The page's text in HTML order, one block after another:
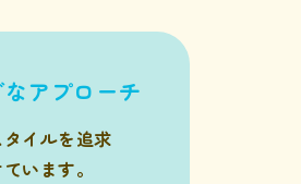
アプローチ
イルを追求
います。